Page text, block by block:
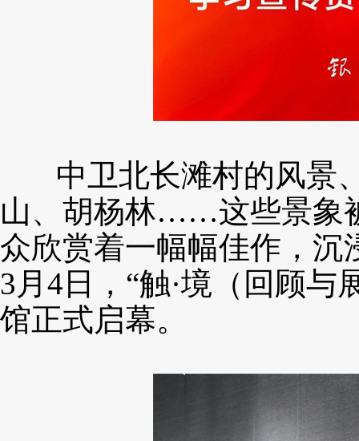
中卫北长滩村的风景、
山、胡杨林……这些景象
众欣赏着一幅幅佳作，沉
3月4日，“触·境（回顾
馆正式启幕。